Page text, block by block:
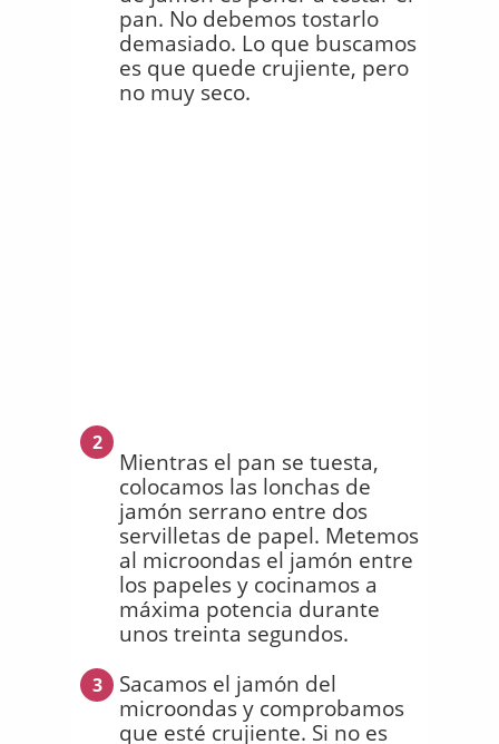
pan. No debemos tostarlo
demasiado. Lo que buscamos
es que quede crujiente, pero
no muy seco.
2
Mientras el pan se tuesta,
colocamos las lonchas de
jamón serrano entre dos
servilletas de papel. Metemos
al microondas el jamón entre
los papeles y cocinamos a
máxima potencia durante
unos treinta segundos.
3
Sacamos el jamón del
microondas y comprobamos
que esté crujiente. Si no es